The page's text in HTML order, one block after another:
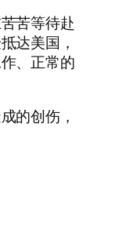
苦等待赴
达美国，
、正常的
的创伤，